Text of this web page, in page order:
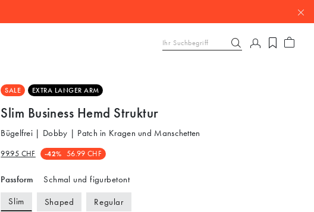
SALE EXTRA LANGER ARM
Slim Business Hemd Struktur
Bügelfrei | Dobby | Patch in Kragen und Manschetten
99.95 CHF -42% 56.99 CHF
Passform Schmal und figurbetont
Slim Shaped Regular